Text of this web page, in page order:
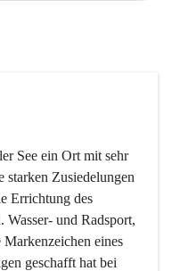
See ein Ort mit sehr
starken Zusiedelungen
Errichtung des
und Radsport,
eines
geschafft hat bei